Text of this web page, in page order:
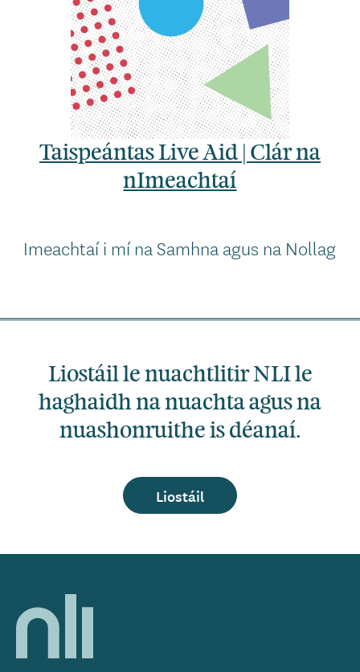
Taispeántas Live Aid | Clár na
nImeachtaí
Imeachtaí i mí na Samhna agus na Nollag
Liostáil le nuachtlitir NLI le
haghaidh na nuachta agus na
nuashonruithe is déanaí.
Liostáil
Home,
National
of